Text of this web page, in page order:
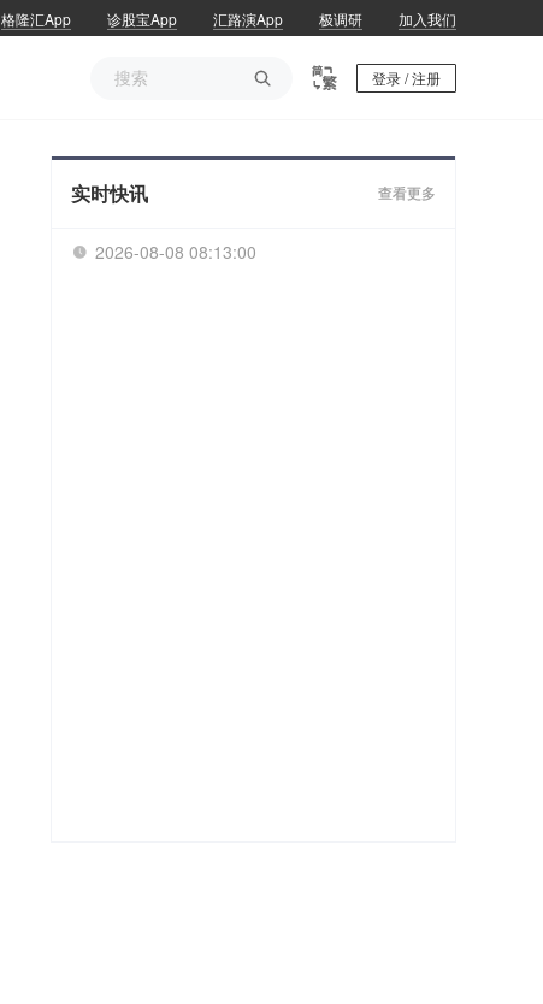
格隆汇App 诊股宝App 汇路演App 极调研 加入我们
 登录 / 注册
实时快讯 查看更多
 2026-08-08 08:13:00